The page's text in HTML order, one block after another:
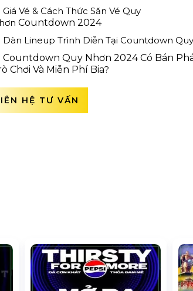
Giá Vé & Cách Thức Săn Vé Quy
Countdown 2024
Dàn Lineup Trình Diễn Tại Countdown
Countdown Quy Nhơn 2024 Có Bán
Chơi Và Miễn Phí Bia?
HỆ TƯ VẤN